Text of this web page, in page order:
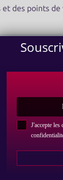
des points de
J'accepte